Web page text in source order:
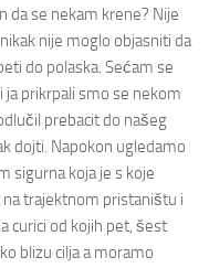
da se nekam krene? Nije
nije moglo objasniti da
do polaska. Sećam se
ja prikrpali smo se nekom
prebacit do našeg
dojti. Napokon ugledamo
sigurna koja je s koje
trajektnom pristaništu i
curici od kojih pet, šest
blizu cilja a moramo